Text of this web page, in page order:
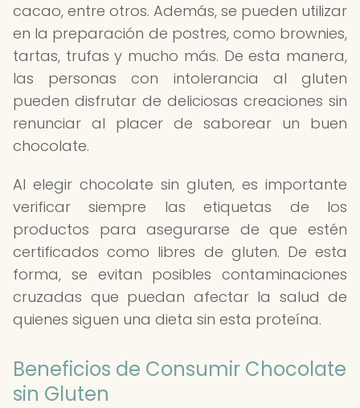
cacao, entre otros. Además, se pueden utilizar
en la preparación de postres, como brownies,
tartas, trufas y mucho más. De esta manera,
las personas con intolerancia al gluten
pueden disfrutar de deliciosas creaciones sin
renunciar al placer de saborear un buen
chocolate.
Al elegir chocolate sin gluten, es importante
verificar siempre las etiquetas de los
productos para asegurarse de que estén
certificados como libres de gluten. De esta
forma, se evitan posibles contaminaciones
cruzadas que puedan afectar la salud de
quienes siguen una dieta sin esta proteína.
Beneficios de Consumir Chocolate
sin Gluten